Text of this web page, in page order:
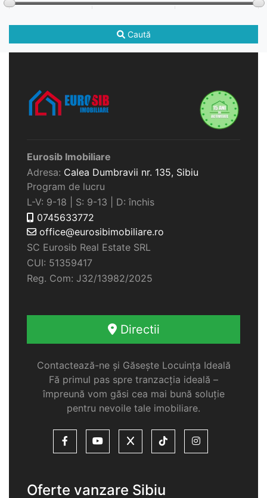
Caută
Eurosib Imobiliare
Adresa: Calea Dumbravii nr. 135, Sibiu
Program de lucru
L-V: 9-18 | S: 9-13 | D: închis
0745633772
office@eurosibimobiliare.ro
SC Eurosib Real Estate SRL
CUI: 51359417
Reg. Com: J32/13982/2025
Directii
Contactează-ne și Găsește Locuința Ideală
Fă primul pas spre tranzacția ideală –
împreună vom găsi cea mai bună soluție
pentru nevoile tale imobiliare.
Oferte vanzare Sibiu